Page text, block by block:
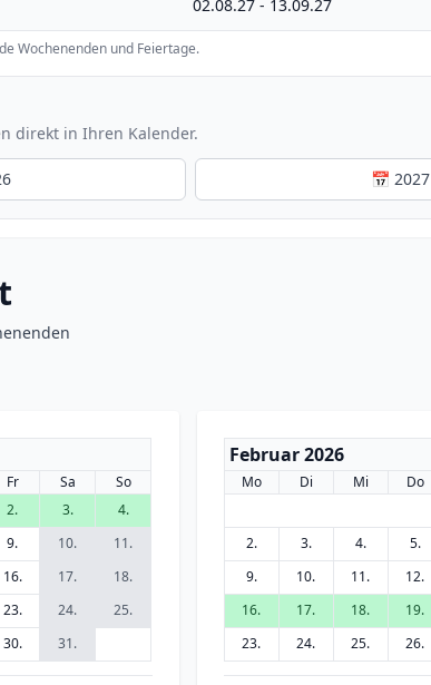
02.08.27 - 13.09.27
Wochenenden und Feiertage.
direkt in Ihren Kalender.
📅 2027
Fr Sa
So
2. 3.
4.
9. 10.
11.
16. 17.
18.
23. 24.
25.
30. 31.
Februar 2026
Mo Di Mi Do
2.
3. 4. 5.
9.
10. 11. 12.
16.
17. 18. 19.
23.
24. 25. 26.